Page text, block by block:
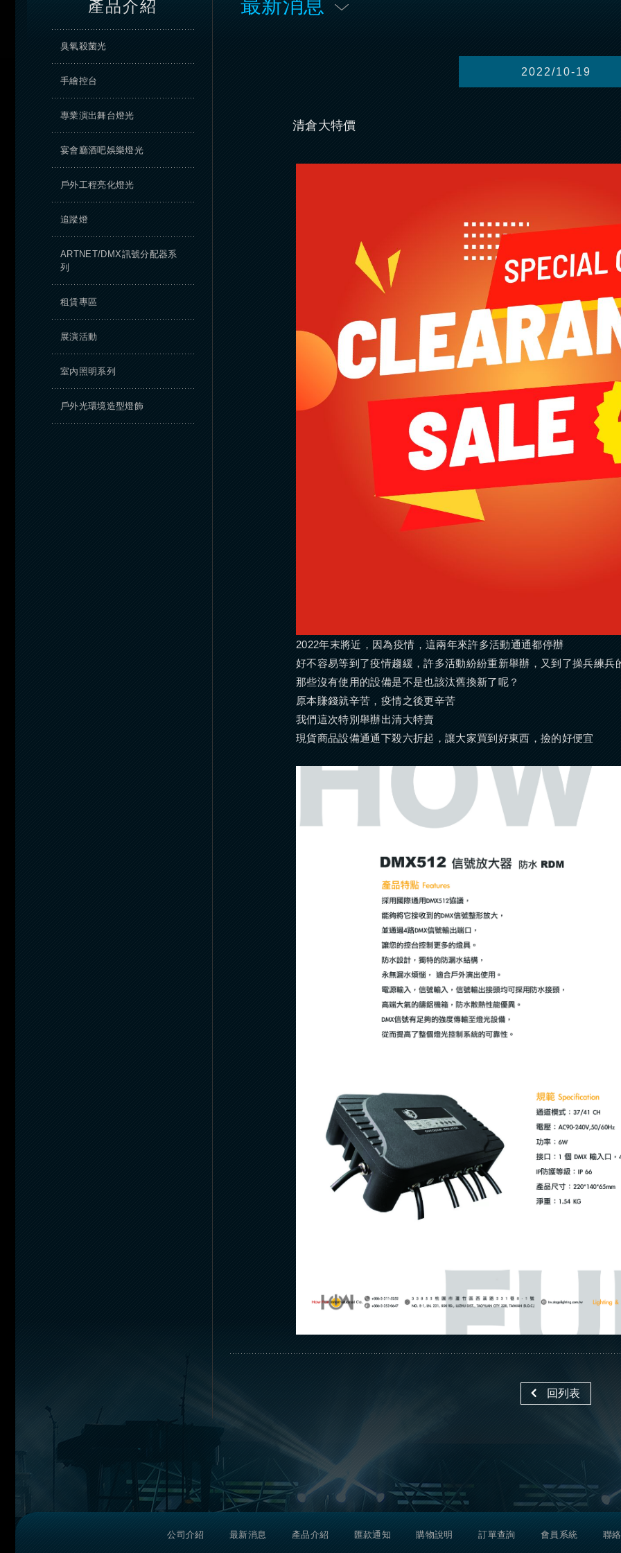
產品介紹
臭氧殺菌光
手繪控台
專業演出舞台燈光
宴會廳酒吧娛樂燈光
戶外工程亮化燈光
追蹤燈
ARTNET/DMX訊號分配器系
列
租賃專區
展演活動
室內照明系列
戶外光環境造型燈飾
最新消息
2022/10-19
清倉大特價
2022年末將近，因為疫情，這兩年來許多活動通通都停辦
好不容易等到了疫情趨緩，許多活動紛紛重新舉辦，又到了操兵練兵
那些沒有使用的設備是不是也該汰舊換新了呢？
原本賺錢就辛苦，疫情之後更辛苦
我們這次特別舉辦出清大特賣
現貨商品設備通通下殺六折起，讓大家買到好東西，撿的好便宜
回列表
公司介紹 最新消息 產品介紹 匯款通知 購物說明 訂單查詢 會員系統 聯